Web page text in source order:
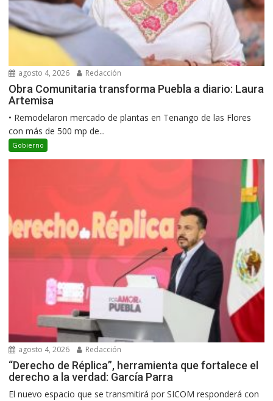
agosto 4, 2026 Redacción
Obra Comunitaria transforma Puebla a diario: Laura
Artemisa
•⁠ ⁠Remodelaron mercado de plantas en Tenango de las Flores
con más de 500 mp de...
Gobierno
agosto 4, 2026 Redacción
“Derecho de Réplica”, herramienta que fortalece el
derecho a la verdad: García Parra
El nuevo espacio que se transmitirá por SICOM responderá con